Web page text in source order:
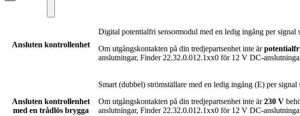
Ansluten kontrollenhet
Digital potentialfri sensormodul med en ledig ingång per
Om utgångskontakten på din tredjepartsenhet inte är
anslutningar, Finder 22.32.0.012.1xx0 för 12 V DC-
Ansluten kontrollenhet
med en trådlös brygga
Smart (dubbel) strömställare med en ledig ingång (E) per
Om utgångskontakten på din tredjepartsenhet inte är230 V
anslutningar, Finder 22.32.0.012.1xx0 för 12 V DC-